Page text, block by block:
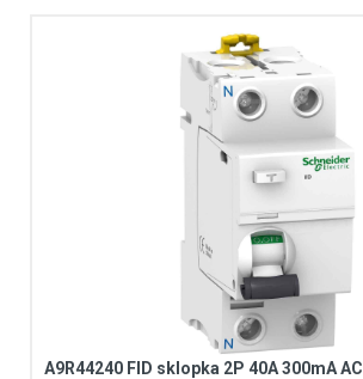
A9R44240 FID sklopka 2P 40A 300mA